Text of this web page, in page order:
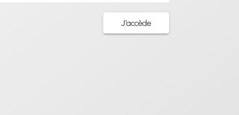
J'accède